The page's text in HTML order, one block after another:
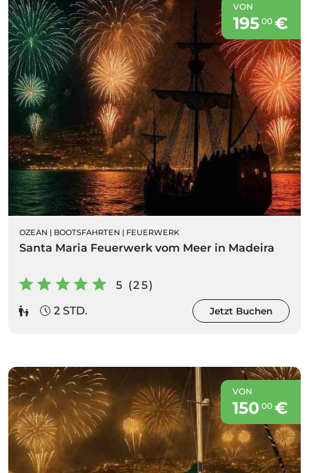
VON
195 00€
OZEAN | BOOTSFAHRTEN | FEUERWERK
Santa Maria Feuerwerk vom Meer in Madeira
5 (25)
2 STD.
Jetzt Buchen
VON
150 00€